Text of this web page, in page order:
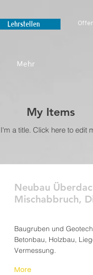
Mehr‎
Lehrstellen
My Items
I'm a title. ​Click here to edit
Neubau
Mischabbruch,
Baugruben und
Betonbau, Holzbau,
Vermessung.
More